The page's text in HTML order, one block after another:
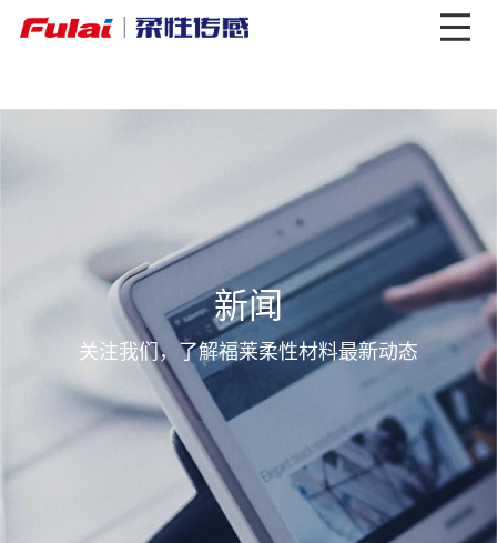
医疗健康检测
新能源电池检测
核心技术
技术特点
新闻
关注我们，了解福莱柔性材料最新动态